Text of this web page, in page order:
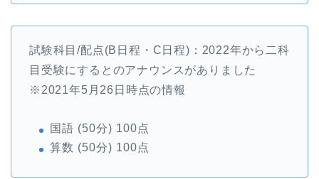
試験科目/配点(B日程・C日程)：2022年から二科
目受験にするとのアナウンスがありました
※2021年5月26日時点の情報
国語 (50分) 100点
算数 (50分) 100点